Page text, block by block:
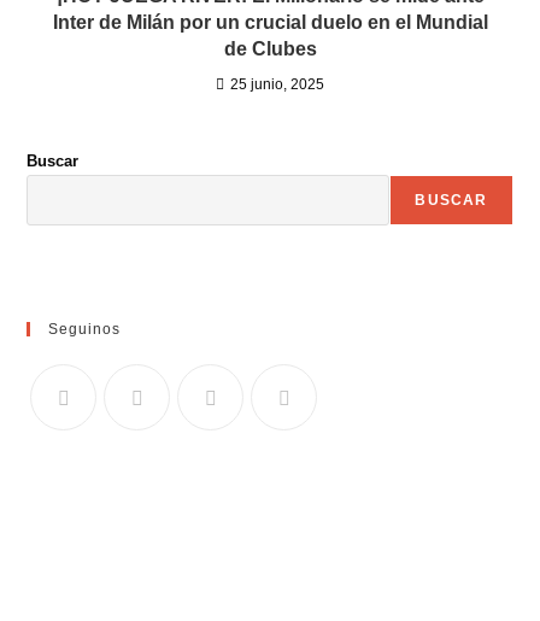
Inter de Milán por un crucial duelo en el Mundial
de Clubes
25 junio, 2025
Buscar
BUSCAR
Seguinos